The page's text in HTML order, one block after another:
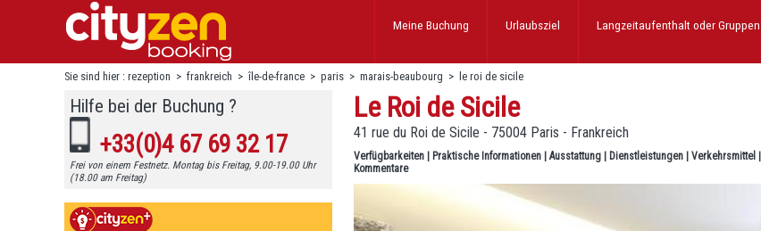
Langzeitaufenthalt oder Gruppen
Urlaubsziel
Meine Buchung
Sie sind hier : rezeption > frankreich > île-de-france > paris > marais-beaubourg > le roi de sicile
Hilfe bei der Buchung ?
+33(0)4 67 69 32 17
Frei von einem Festnetz. Montag bis Freitag, 9.00-19.00 Uhr
(18.00 am Freitag)
Le Roi de Sicile
41 rue du Roi de Sicile - 75004 Paris - Frankreich
Verfügbarkeiten Praktische Informationen |Ausstattung Dienstleistungen Verkehrsmittel
Kommentare